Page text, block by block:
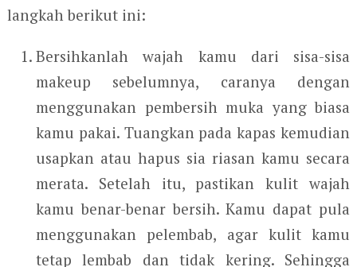
langkah berikut ini:
Bersihkanlah wajah kamu dari sisa-sisa
makeup sebelumnya, caranya dengan
menggunakan pembersih muka yang biasa
kamu pakai. Tuangkan pada kapas kemudian
usapkan atau hapus sia riasan kamu secara
merata. Setelah itu, pastikan kulit wajah
kamu benar-benar bersih. Kamu dapat pula
menggunakan pelembab, agar kulit kamu
tetap lembab dan tidak kering. Sehingga